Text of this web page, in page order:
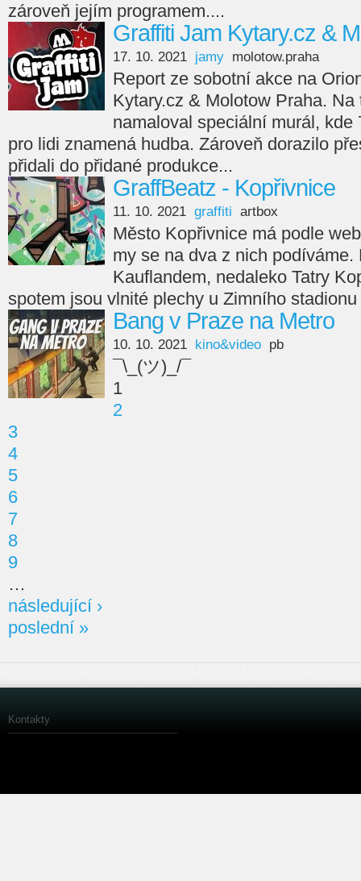
zároveň jejím programem....
Graffiti Jam Kytary.cz &
17. 10. 2021 jamy molotow.praha
Report ze sobotní akce na
Kytary.cz & Molotow Praha. Na
namaloval speciální murál, kde
pro lidi znamená hudba. Zároveň dorazilo
přidali do přidané produkce...
GraffBeatz - Kopřivnice
11. 10. 2021 graffiti artbox
Město Kopřivnice má podle
my se na dva z nich
Kauflandem, nedaleko Tatry
spotem jsou vlnité plechy u Zimního
Bang v Praze na Metro
10. 10. 2021 kino&video pb
¯\_(ツ)_/¯
1
2
3
4
5
6
7
8
9
…
následující ›
poslední »
Kontakty